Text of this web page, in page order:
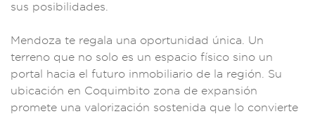
sus posibilidades.
Mendoza te regala una oportunidad única. Un
terreno que no so lo es un espacio físico sino un
portal hacia el futuro inmobiliario de l a región. Su
ubicación en Coquimbito zona de expansión
promete una valorización sostenida que lo convierte